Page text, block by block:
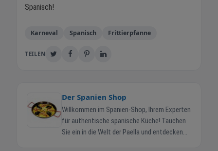
Spanisch!
Karneval Spanisch Frittierpfanne
TEILEN
Der Spanien Shop
Willkommen im Spanien-Shop, Ihrem Experten
für authentische spanische Küche! Tauchen
Sie ein in die Welt der Paella und entdecken